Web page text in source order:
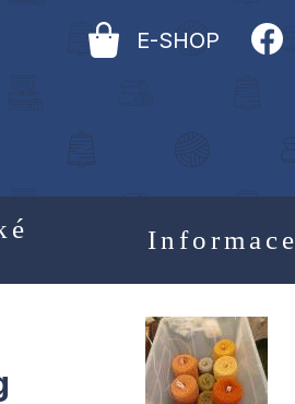
E-SHOP
Informace